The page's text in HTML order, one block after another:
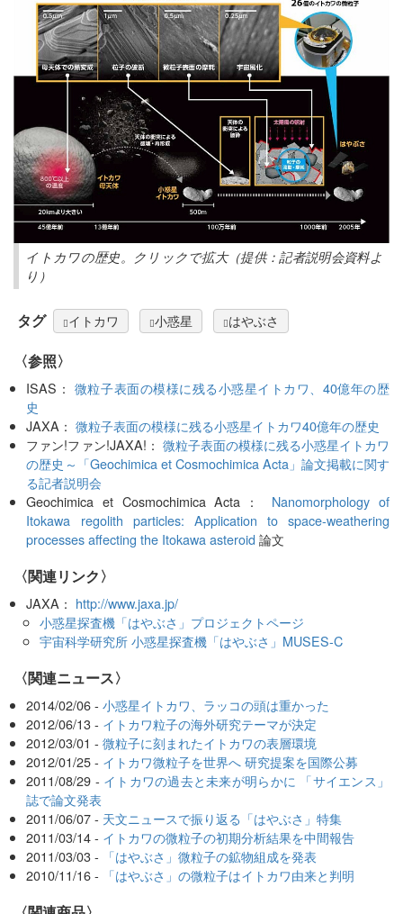
イトカワの歴史。クリックで拡大（提供：記者説明会資料よ
り）
タグ イトカワ 小惑星 はやぶさ
〈参照〉
ISAS： 微粒子表面の模様に残る小惑星イトカワ、40億年の歴
史
JAXA：微粒子表面の模様に残る小惑星イトカワ40億年の歴史
ファン!ファン!JAXA!： 微粒子表面の模様に残る小惑星イトカワ
の歴史～「Geochimica et Cosmochimica Acta」論文掲載に関す
る記者説明会
Geochimica et Cosmochimica Acta： Nanomorphology of
Itokawa regolith particles: Application to space-weathering
processes affecting the Itokawa asteroid 論文
〈関連リンク〉
JAXA： http://www.jaxa.jp/
小惑星探査機「はやぶさ」プロジェクトページ
宇宙科学研究所 小惑星探査機「はやぶさ」MUSES-C
〈関連ニュース〉
2014/02/06 -小惑星イトカワ、ラッコの頭は重かった
2012/06/13 - イトカワ粒子の海外研究テーマが決定
2012/03/01 -微粒子に刻まれたイトカワの表層環境
2012/01/25 - イトカワ微粒子を世界へ 研究提案を国際公募
2011/08/29 - イトカワの過去と未来が明らかに 「サイエンス」
誌で論文発表
2011/06/07 - 天文ニュースで振り返る「はやぶさ」特集
2011/03/14 - イトカワの微粒子の初期分析結果を中間報告
2011/03/03 -
「はやぶさ」微粒子の鉱物組成を発表
2010/11/16 -
「はやぶさ」の微粒子はイトカワ由来と判明